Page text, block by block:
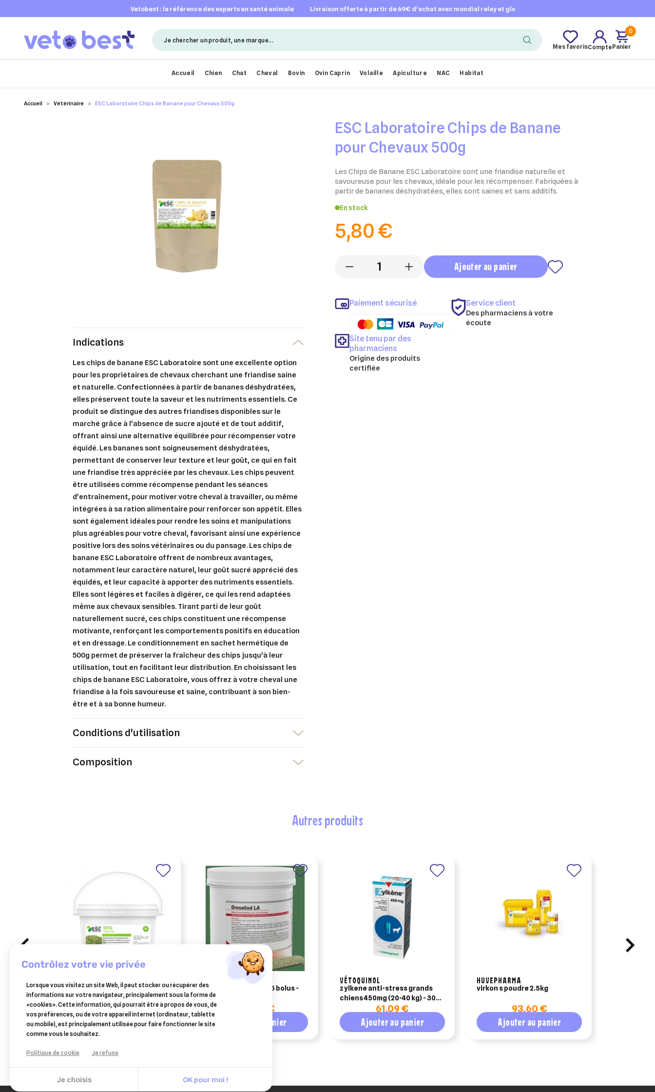
vetobest : la référence des experts en santé animale livraison offerte à partir de 69€ d’achat avec mondial relay et gls
Mes favorisCompte
0
Panier
Accueil Chien Chat Cheval Bovin Ovin Caprin Volaille Apiculture NAC Habitat
Accueil Vétérinaire ESC Laboratoire Chips de Banane pour Chevaux 500g
ESC Laboratoire Chips de Banane
pour Chevaux 500g
Les Chips de Banane ESC Laboratoire sont une friandise naturelle et
savoureuse pour les chevaux, idéale pour les récompenser. Fabriquées à
partir de bananes déshydratées, elles sont saines et sans additifs.
En stock
5,80 €
- + Ajouter au panier
Paiement sécurisé Service client
Des pharmaciens à votre
écoute
Site tenu par des
pharmaciens
Origine des produits
certifiée
Indications
Les chips de banane ESC Laboratoire sont une excellente option
pour les propriétaires de chevaux cherchant une friandise saine
et naturelle. Confectionnées à partir de bananes déshydratées,
elles préservent toute la saveur et les nutriments essentiels. Ce
produit se distingue des autres friandises disponibles sur le
marché grâce à l'absence de sucre ajouté et de tout additif,
offrant ainsi une alternative équilibrée pour récompenser votre
équidé. Les bananes sont soigneusement déshydratées,
permettant de conserver leur texture et leur goût, ce qui en fait
une friandise très appréciée par les chevaux. Les chips peuvent
être utilisées comme récompense pendant les séances
d'entraînement, pour motiver votre cheval à travailler, ou même
intégrées à sa ration alimentaire pour renforcer son appétit. Elles
sont également idéales pour rendre les soins et manipulations
plus agréables pour votre cheval, favorisant ainsi une expérience
positive lors des soins vétérinaires ou du pansage. Les chips de
banane ESC Laboratoire offrent de nombreux avantages,
notamment leur caractère naturel, leur goût sucré apprécié des
équidés, et leur capacité à apporter des nutriments essentiels.
Elles sont légères et faciles à digérer, ce qui les rend adaptées
même aux chevaux sensibles. Tirant parti de leur goût
naturellement sucré, ces chips constituent une récompense
motivante, renforçant les comportements positifs en éducation
et en dressage. Le conditionnement en sachet hermétique de
500g permet de préserver la fraîcheur des chips jusqu'à leur
utilisation, tout en facilitant leur distribution. En choisissant les
chips de banane ESC Laboratoire, vous offrez à votre cheval une
friandise à la fois savoureuse et saine, contribuant à son bien-
être et à sa bonne humeur.
Conditions d'utilisation
Composition
autres produits
ESC LABORATOIRE
esc laboratoire thym
respiration cheval 1kg
20,50 €
Ajouter au panier
oroseliod la pot de 25 bolus -
octavet
123,36 €
Ajouter au panier
VÉTOQUINOL
zylkene anti-stress grands
chiens 450mg (20-40 kg) - 30
gellules pochette
61,09 €
Ajouter au panier
HUVEPHARMA
virkon s poudre 2.5kg
93,60 €
Ajouter au panier
Ajouter à ma liste d'envies
add_circle_outline Créer une nouvelle liste
Créer une liste d'envies
Nom de la liste d'envies
Annuler Créer une liste d'envies
Connexion
Vous devez être connecté pour ajouter des produits à votre liste d'envies.
Annuler
contrôlez votre vie privée
Lorsque vous visitez un site Web, il peut stocker ou récupérer des
informations sur votre navigateur, principalement sous la forme de
«cookies». Cette information, qui pourrait être à propos de vous, de
vos préférences, ou de votre appareil internet (ordinateur, tablette
ou mobile), est principalement utilisée pour faire fonctionner le site
comme vous le souhaitez.
Politique de cookie Je refuse
Je choisis OK pour moi !